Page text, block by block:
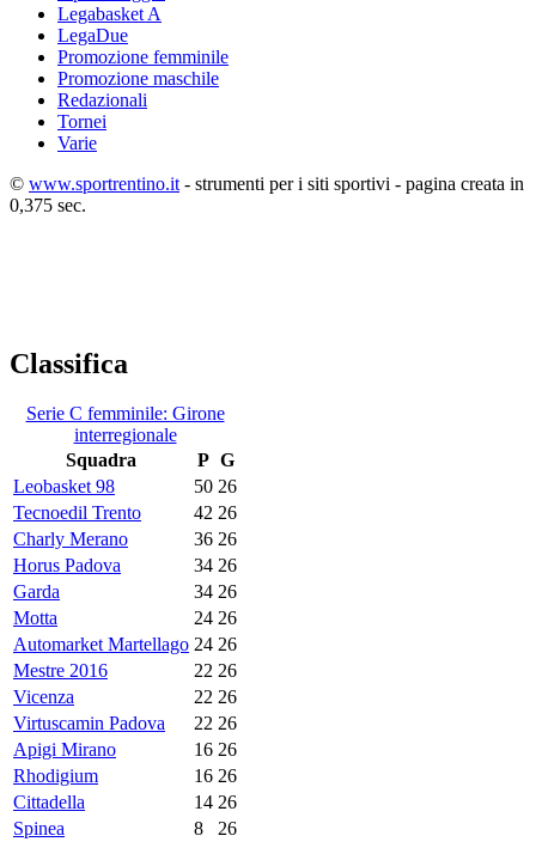
Legabasket A
LegaDue
Promozione femminile
Promozione maschile
Redazionali
Tornei
Varie
© www.sportrentino.it - strumenti per i siti sportivi - pagina creata in
0,375 sec.
Classifica
Serie C femminile: Girone
interregionale
Squadra
P G
Leobasket 98
50 26
Tecnoedil Trento
42 26
Charly Merano
36 26
Horus Padova
34 26
Garda
34 26
Motta
24 26
Automarket Martellago 24 26
Mestre 2016
22 26
Vicenza
22 26
Virtuscamin Padova
22 26
Apigi Mirano
16 26
Rhodigium
16 26
Cittadella
14 26
Spinea
8 26